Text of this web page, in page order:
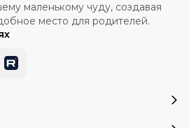
маленькому чуду, создавая
место для родителей.